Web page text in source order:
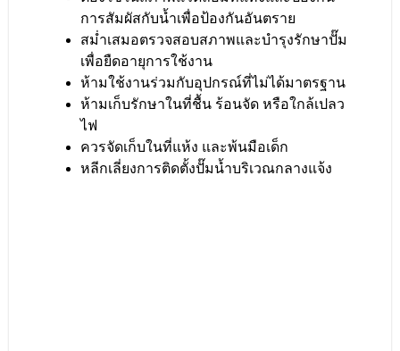
การสัมผัสกับน้ำเพื่อป้องกันอันตราย
สม่ำเสมอตรวจสอบสภาพและบำรุงรักษาปั๊ม
เพื่อยืดอายุการใช้งาน
ห้ามใช้งานร่วมกับอุปกรณ์ที่ไม่ได้มาตรฐาน
ห้ามเก็บรักษาในที่ชื้น ร้อนจัด หรือใกล้เปลว
ไฟ
ควรจัดเก็บในที่แห้ง และพ้นมือเด็ก
หลีกเลี่ยงการติดตั้งปั๊มน้ำบริเวณกลางแจ้ง